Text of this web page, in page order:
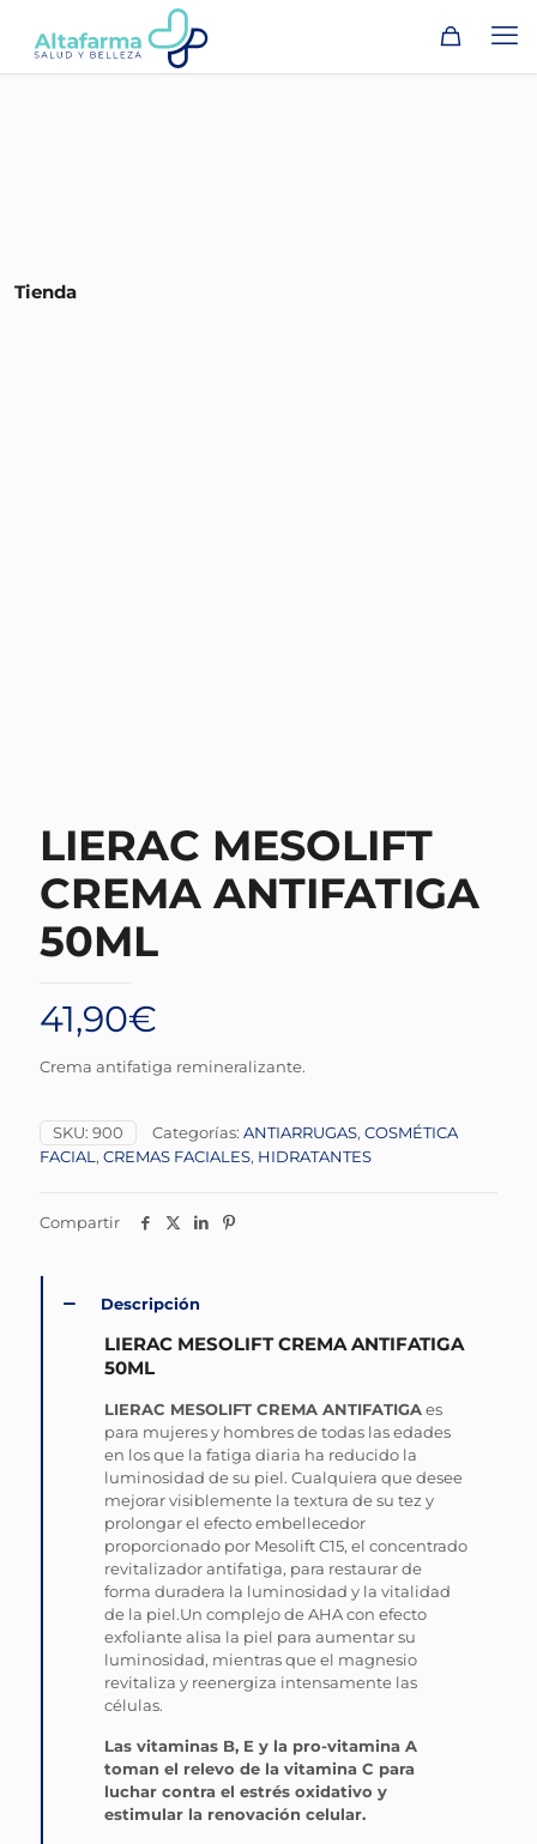
Tienda
LIERAC MESOLIFT
CREMA ANTIFATIGA
50ML
41,90€
Crema antifatiga remineralizante.
SKU: 900 Categorías: ANTIARRUGAS, COSMÉTICA
FACIAL , CREMAS FACIALES, HIDRATANTES
Compartir
Descripción
LIERAC MESOLIFT CREMA ANTIFATIGA
50ML
LIERAC MESOLIFT CREMA ANTIFATIGAes
para mujeres y hombres de todas las edades
en los que la fatiga diaria ha reducido la
luminosidad de su piel. Cualquiera que desee
mejorar visiblemente la textura de su tez y
prolongar el efecto embellecedor
proporcionado por Mesolift C15, el concentrado
revitalizador antifatiga, para restaurar de
forma duradera la luminosidad y la vitalidad
de la piel.Un complejo de AHA con efecto
exfoliante alisa la piel para aumentar su
luminosidad, mientras que el magnesio
revitaliza y reenergiza intensamente las
células.
Las vitaminas B, E y la pro-vitamina A
toman el relevo de la vitamina C para
luchar contra el estrés oxidativo y
estimular la renovación celular.